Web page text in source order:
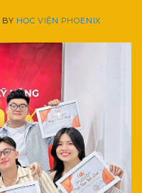
BY HỌC VIỆN PHOENIX